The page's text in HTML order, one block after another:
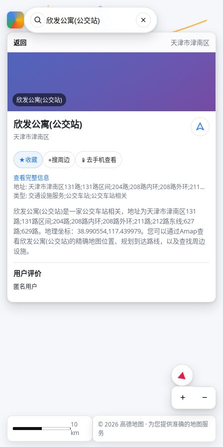
返回 天津市津南区
欣发公寓(公交站)
欣发公寓(公交站)
天津市津南区
★收藏 ⌖搜周边 📱 去手机查看
查看完整信息
地址: 天津市津南区131路;131路区间;204路;208路内环;208路外环;211...
类型: 交通设施服务;公交车站;公交车站相关
欣发公寓(公交站)是一家公交车站相关，地址为天津市津南区131
路;131路区间;204路;208路内环;208路外环;211路;212路东线;627
路;629路。地理坐标：38.990554,117.439979。您可以通过Amap查
看欣发公寓(公交站)的精确地图位置、规划到达路线，以及查找周边
设施。
用户评价
匿名用户
+ −
10
km
© 2026 高德地图 · 为您提供准确的地图服
务